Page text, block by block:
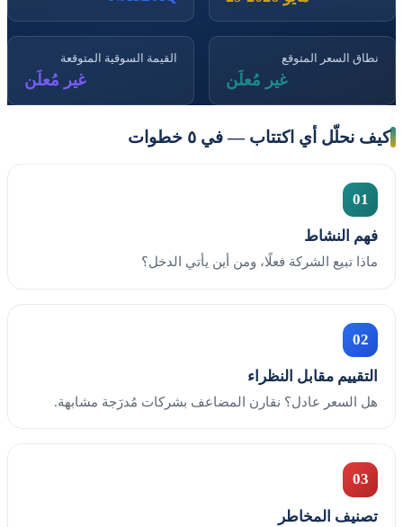
نطاق السعر المتوقع
غير مُعلَن
القيمة السوقية المتوقعة
غير مُعلَن
كيف نحلّل أي اكتتاب — في ٥ خطوات
01
فهم النشاط
ماذا تبيع الشركة فعلًا، ومن أين يأتي الدخل؟
02
التقييم مقابل النظراء
هل السعر عادل؟ نقارن المضاعف بشركات مُدرَجة مشابهة.
03
تصنيف المخاطر